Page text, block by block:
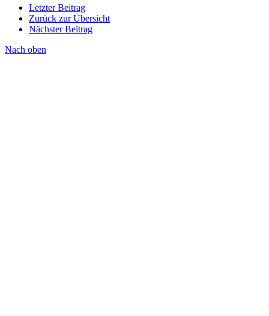
Letzter Beitrag
Zurück zur Übersicht
Nächster Beitrag
Nach oben